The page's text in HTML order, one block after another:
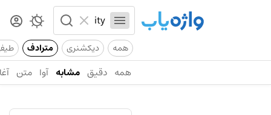
همه دیکشنری مترادف
همه دقیق مشابه آوا متن